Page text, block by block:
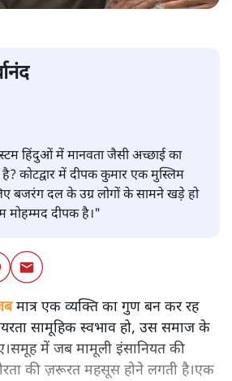
हिंदुओं में मानवता जैसी अच्छाई का
कोटद्वार में दीपक कुमार एक मुस्लिम
बजरंग दल के उग्र लोगों के सामने खड़े हो
मोहम्मद दीपक है।"
मात्र एक व्यक्ति का गुण बन कर रह
सामूहिक स्वभाव हो, उस समाज के
में जब मामूली इंसानियत की
की ज़रूरत महसूस होने लगती है।एक